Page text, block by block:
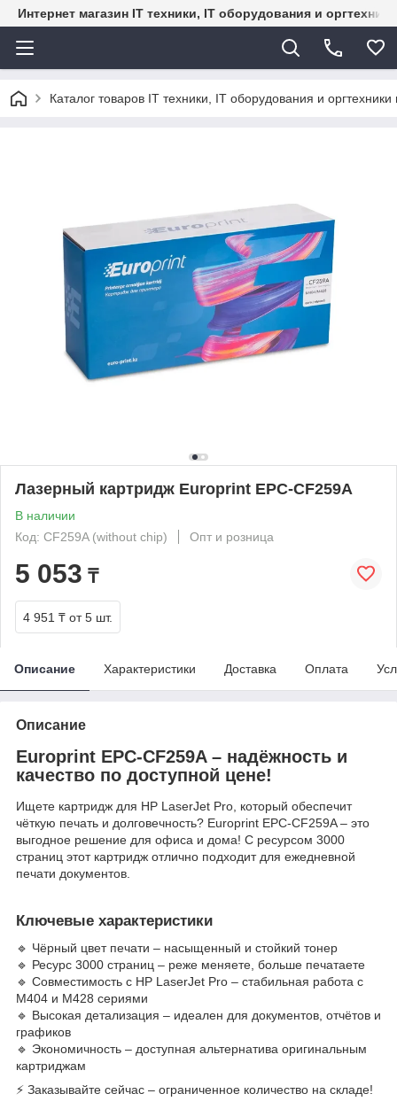
Интернет магазин IT техники, IT оборудования и
Каталог товаров IT техники, IT оборудования и
Лазерный картридж Europrint EPC-CF259A
В наличии
Код: CF259A (without chip)
Опт и розница
5 053 ₸
4 951 ₸ от 5 шт.
Описание Характеристики Доставка Оплата
Описание
Europrint EPC-CF259A – надёжность и
качество по доступной цене!
Ищете картридж для HP LaserJet Pro, который обеспечит
чёткую печать и долговечность? Europrint EPC-CF259A – это
выгодное решение для офиса и дома! С ресурсом 3000
страниц этот картридж отлично подходит для ежедневной
печати документов.
Ключевые характеристики
🔹 Чёрный цвет печати – насыщенный и стойкий тонер
🔹 Ресурс 3000 страниц – реже меняете, больше печатаете
🔹 Совместимость с HP LaserJet Pro – стабильная работа с
M404 и M428 сериями
🔹 Высокая детализация – идеален для документов, отчётов и
графиков
🔹 Экономичность – доступная альтернатива оригинальным
картриджам
⚡ Заказывайте сейчас – ограниченное количество на складе!